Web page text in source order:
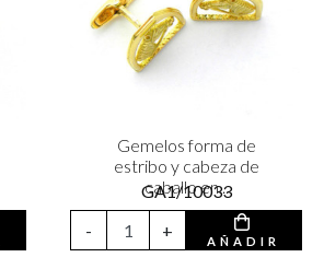
Gemelos forma de
estribo y cabeza de
caballo en...
GA1/10033
-
+
AÑADIR